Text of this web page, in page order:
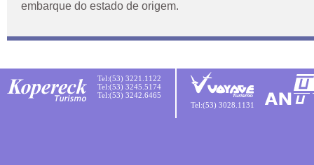
embarque do estado de origem.
Tel:(53) 3221.1122
Tel:(53) 3245.5174
Tel:(53) 3242.6465
Tel:(53) 3028.1131